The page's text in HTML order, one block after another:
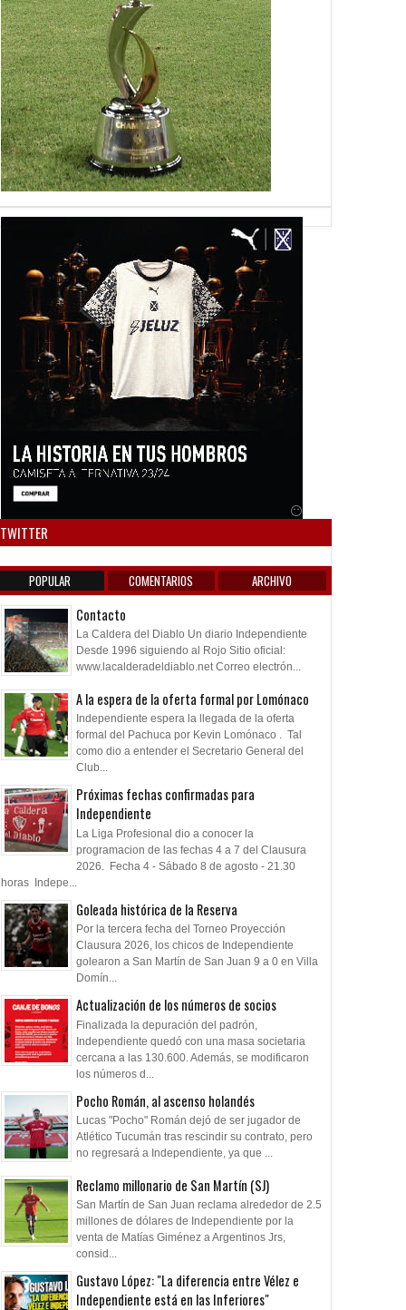
TWITTER
POPULAR COMENTARIOS ARCHIVO
Contacto
La Caldera del Diablo Un diario Independiente
Desde 1996 siguiendo al Rojo Sitio oficial:
www.lacalderadeldiablo.net Correo electrón...
A la espera de la oferta formal por Lomónaco
Independiente espera la llegada de la oferta
formal del Pachuca por Kevin Lomónaco . Tal
como dio a entender el Secretario General del
Club...
Próximas fechas confirmadas para
Independiente
La Liga Profesional dio a conocer la
programacion de las fechas 4 a 7 del Clausura
2026. Fecha 4 - Sábado 8 de agosto - 21.30
horas Indepe...
Goleada histórica de la Reserva
Por la tercera fecha del Torneo Proyección
Clausura 2026, los chicos de Independiente
golearon a San Martín de San Juan 9 a 0 en Villa
Domín...
Actualización de los números de socios
Finalizada la depuración del padrón,
Independiente quedó con una masa societaria
cercana a las 130.600. Además, se modificaron
los números d...
Pocho Román, al ascenso holandés
Lucas "Pocho" Román dejó de ser jugador de
Atlético Tucumán tras rescindir su contrato, pero
no regresará a Independiente, ya que ...
Reclamo millonario de San Martín (SJ)
San Martín de San Juan reclama alrededor de 2.5
millones de dólares de Independiente por la
venta de Matías Giménez a Argentinos Jrs,
consid...
Gustavo López: "La diferencia entre Vélez e
Independiente está en las Inferiores"